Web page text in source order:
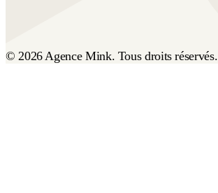
© 2026 Agence Mink. Tous droits réservés.